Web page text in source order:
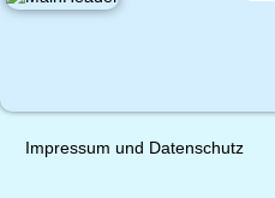
Impressum und Datenschutz